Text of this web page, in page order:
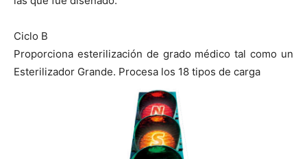
Ciclo B
Proporciona esterilización de grado médico tal como un
Esterilizador Grande. Procesa los 18 tipos de carga